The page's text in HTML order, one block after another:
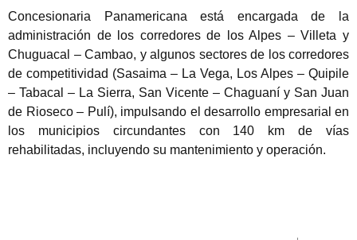
Concesionaria Panamericana está encargada de la
administración de los corredores de los Alpes – Villeta y
Chuguacal – Cambao, y algunos sectores de los corredores
de competitividad (Sasaima – La Vega, Los Alpes – Quipile
– Tabacal – La Sierra, San Vicente – Chaguaní y San Juan
de Rioseco – Pulí), impulsando el desarrollo empresarial en
los municipios circundantes con 140 km de vías
rehabilitadas, incluyendo su mantenimiento y operación.